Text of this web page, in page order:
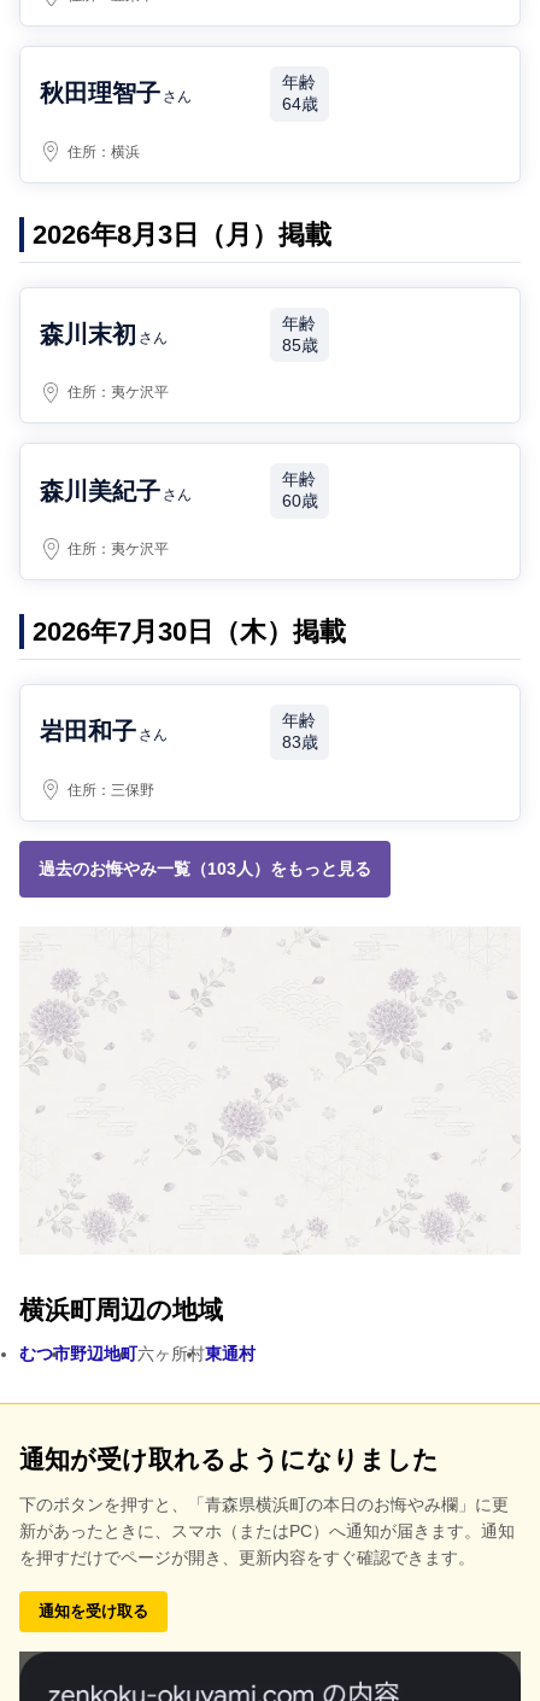
秋田理智子 さん
年齢
64歳
住所：横浜
2026年8月3日（月）掲載
森川末初 さん
年齢
85歳
住所：夷ケ沢平
森川美紀子 さん
年齢
60歳
住所：夷ケ沢平
2026年7月30日（木）掲載
岩田和子 さん
年齢
83歳
住所： 三保野
過去のお悔やみ一覧（103人）をもっと見る
横浜町周辺の地域
むつ市野辺地町六ヶ所村東通村
通知が受け取れるようになりました
下のボタンを押すと、
「青森県横浜町の本日のお悔やみ欄」に更
新があったときに、スマホ（またはPC）へ通知が届きます。通知
を押すだけでページが開き、更新内容をすぐ確認できます。
通知を受け取る